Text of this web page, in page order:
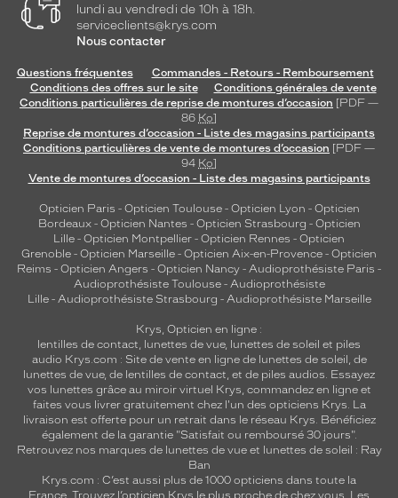
lundi au vendredi de 10h à 18h.
serviceclients@krys.com
Nous contacter
Questions fréquentes
Commandes - Retours - Remboursement
Conditions des offres sur le site
Conditions générales de vente
Conditions particulières de reprise de montures d’occasion [PDF —
86 Ko]
Reprise de montures d’occasion - Liste des magasins participants
Conditions particulières de vente de montures d’occasion [PDF —
94 Ko]
Vente de montures d’occasion - Liste des magasins participants
Opticien Paris - Opticien Toulouse- Opticien Lyon - Opticien
Bordeaux- Opticien Nantes - Opticien Strasbourg - Opticien
Lille - Opticien Montpellier - Opticien Rennes - Opticien
Grenoble - Opticien Marseille - Opticien Aix-en-Provence - Opticien
Reims - Opticien Angers - Opticien Nancy - Audioprothésiste Paris -
Audioprothésiste Toulouse- Audioprothésiste
Lille- Audioprothésiste Strasbourg - Audioprothésiste Marseille
Krys, Opticien en ligne :
lentilles de contact, lunettes de vue, lunettes de soleil et piles
audio Krys.com : Site de vente en ligne de lunettes de soleil, de
lunettes de vue, de lentilles de contact, et de piles audios. Essayez
vos lunettes grâce au miroir virtuel Krys, commandez en ligne et
faites vous livrer gratuitement chez l'un des opticiens Krys. La
livraison est offerte pour un retrait dans le réseau Krys. Bénéficiez
également de la garantie "Satisfait ou remboursé 30 jours".
Retrouvez nos marques de lunettes de vue et lunettes de soleil : Ray
Ban
Krys.com : C’est aussi plus de 1000 opticiens dans toute la
France. Trouvez l’opticien Krys le plus proche de chez vous . Les